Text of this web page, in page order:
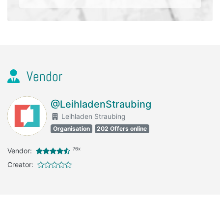
Vendor
@LeihladenStraubing
Leihladen Straubing
Organisation 202 Offers online
Vendor: 76x
Creator: